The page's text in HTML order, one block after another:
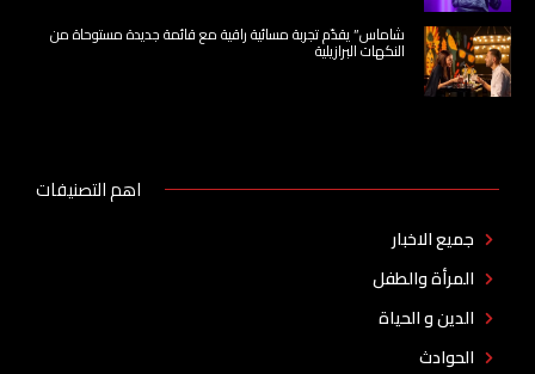
شاماس” يقدّم تجربة مسائية راقية مع قائمة جديدة مستوحاة من
النكهات البرازيلية
اهم التصنيفات
جميع الاخبار
المرأة والطفل
الدين و الحياة
الحوادث